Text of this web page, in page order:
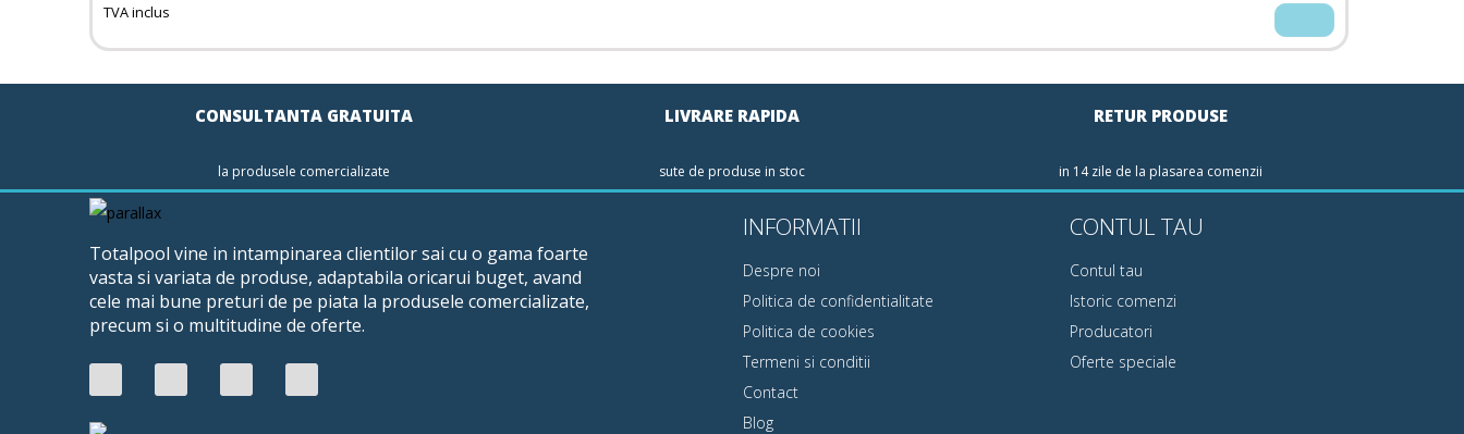
TVA inclus
CONSULTANTA GRATUITA
la produsele comercializate
LIVRARE RAPIDA
sute de produse in stoc
RETUR PRODUSE
in 14 zile de la plasarea comenzii
Totalpool vine in intampinarea clientilor sai cu o gama foarte
vasta si variata de produse, adaptabila oricarui buget, avand
cele mai bune preturi de pe piata la produsele comercializate,
precum si o multitudine de oferte.
INFORMATII
Despre noi
Politica de confidentialitate
Politica de cookies
Termeni si conditii
Contact
Blog
CONTUL TAU
Contul tau
Istoric comenzi
Producatori
Oferte speciale